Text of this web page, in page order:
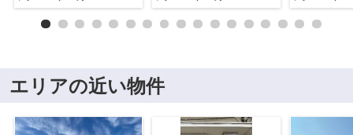
エリアの近い物件